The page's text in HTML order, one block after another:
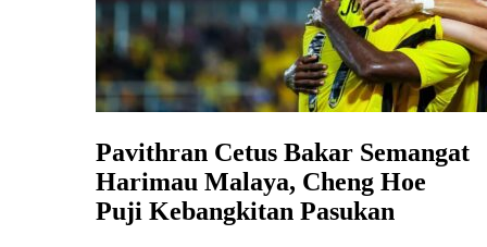
Pavithran Cetus Bakar Semangat
Harimau Malaya, Cheng Hoe
Puji Kebangkitan Pasukan